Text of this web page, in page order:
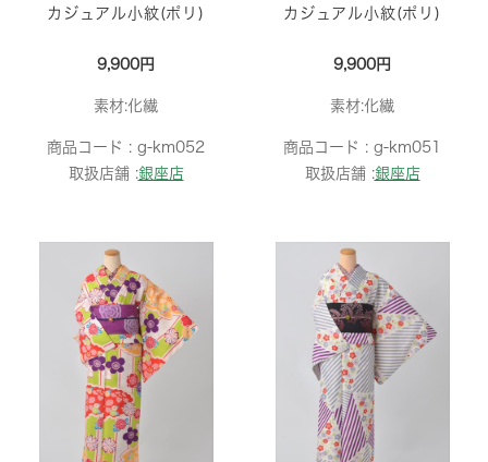
カジュアル小紋(ポリ)
9,900円
素材:化繊
商品コード : g-km052
取扱店舗 :銀座店
カジュアル小紋(ポリ)
9,900円
素材:化繊
商品コード : g-km051
取扱店舗 :銀座店